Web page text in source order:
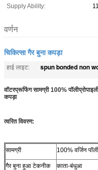
Supply Ability:
वर्णन
चिकित्सा गैर बुना कपड़ा
हाई लाइट: spun bonded non
वॉटरप्रूफिंग सामग्री 100%
कपड़ा
त्वरित विवरण:
सामग्री 100% वर्जिन
गैर बुना हुआ टेकनीक काता-बंधुआ